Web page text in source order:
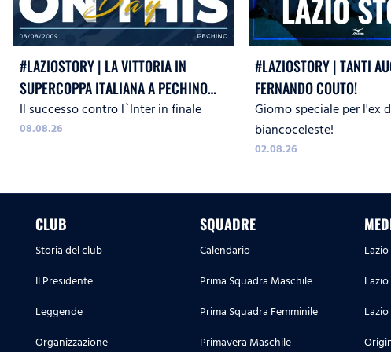
#LAZIOSTORY | LA VITTORIA IN
SUPERCOPPA ITALIANA A PECHINO
CONTRO L`INTER
Il successo contro l`Inter in finale
08.08.26
#LAZIOSTORY | TANTI
FERNANDO COUTO!
Giorno speciale per l'ex
biancoceleste!
02.08.26
CLUB
Storia del club
Il Presidente
Leggende
Organizzazione
SQUADRE
Calendario
Prima Squadra Maschile
Prima Squadra Femminile
Primavera Maschile